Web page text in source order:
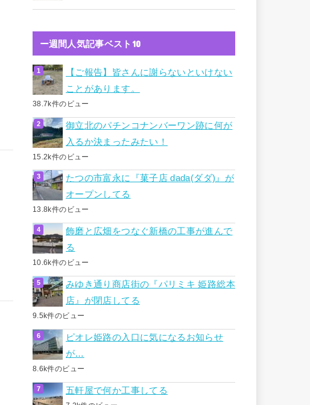
ー週間人気記事ベスト10
【ご報告】皆さんに謝らないといけない
ことがあります。
38.7k件のビュー
御立北のパチンコナンバーワン跡に何が
入るか決まったみたい！
15.2k件のビュー
たつの市富永に『菓子店 dada(ダダ)』が
オープンしてる
13.8k件のビュー
飾磨と広畑をつなぐ新橋の工事が進んで
る
10.6k件のビュー
みゆき通り商店街の『パリミキ 姫路総本
店』が閉店してる
9.5k件のビュー
ピオレ姫路の入口に気になるお知らせ
が…
8.6k件のビュー
五軒屋で何か工事してる